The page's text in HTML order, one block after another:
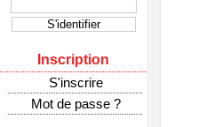
Inscription
S'inscrire
Mot de passe ?